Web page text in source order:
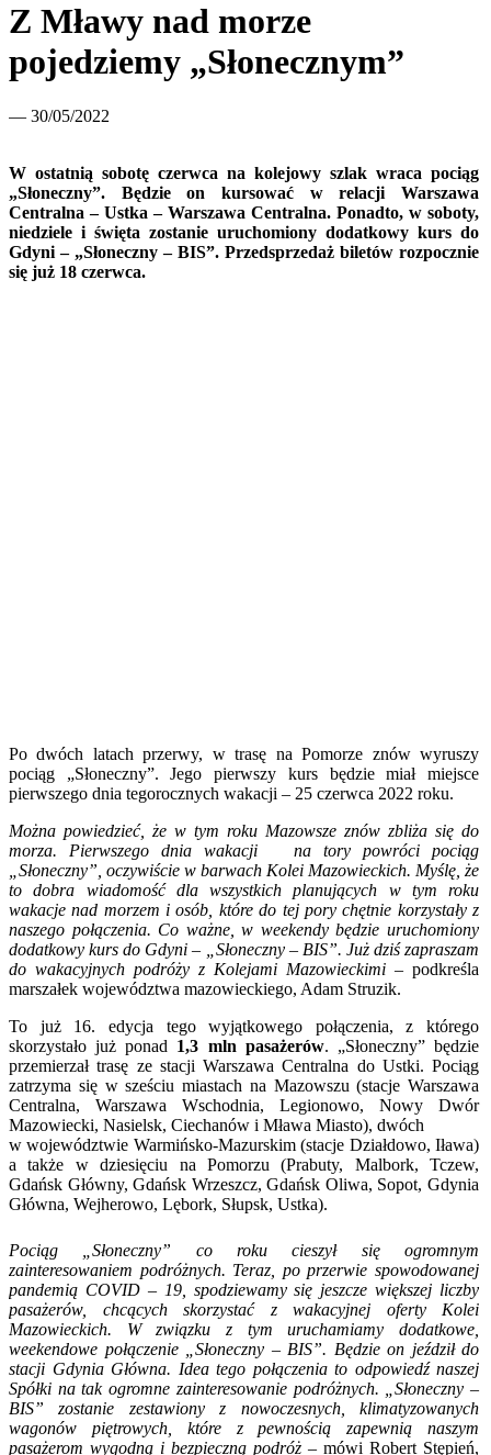
Z Mławy nad morze
pojedziemy „Słonecznym”
— 30/05/2022
W ostatnią sobotę czerwca na kolejowy szlak wraca pociąg
„Słoneczny”. Będzie on kursować w relacji Warszawa
Centralna – Ustka – Warszawa Centralna. Ponadto, w soboty,
niedziele i święta zostanie uruchomiony dodatkowy kurs do
Gdyni – „Słoneczny – BIS”. Przedsprzedaż biletów rozpocznie
się już 18 czerwca.
Po dwóch latach przerwy, w trasę na Pomorze znów wyruszy
pociąg „Słoneczny”. Jego pierwszy kurs będzie miał miejsce
pierwszego dnia tegorocznych wakacji – 25 czerwca 2022 roku.
Można powiedzieć, że w tym roku Mazowsze znów zbliża się do
morza. Pierwszego dnia wakacji na tory powróci pociąg
„Słoneczny”, oczywiście w barwach Kolei Mazowieckich. Myślę, że
to dobra wiadomość dla wszystkich planujących w tym roku
wakacje nad morzem i osób, które do tej pory chętnie korzystały z
naszego połączenia. Co ważne, w weekendy będzie uruchomiony
dodatkowy kurs do Gdyni – „Słoneczny – BIS”. Już dziś zapraszam
do wakacyjnych podróży z Kolejami Mazowieckimi – podkreśla
marszałek województwa mazowieckiego, Adam Struzik.
To już 16. edycja tego wyjątkowego połączenia, z którego
skorzystało już ponad 1,3 mln pasażerów. „Słoneczny” będzie
przemierzał trasę ze stacji Warszawa Centralna do Ustki. Pociąg
zatrzyma się w sześciu miastach na Mazowszu (stacje Warszawa
Centralna, Warszawa Wschodnia, Legionowo, Nowy Dwór
Mazowiecki, Nasielsk, Ciechanów i Mława Miasto), dwóch
w województwie Warmińsko-Mazurskim (stacje Działdowo, Iława)
a także w dziesięciu na Pomorzu (Prabuty, Malbork, Tczew,
Gdańsk Główny, Gdańsk Wrzeszcz, Gdańsk Oliwa, Sopot, Gdynia
Główna, Wejherowo, Lębork, Słupsk, Ustka).
Pociąg „Słoneczny” co roku cieszył się ogromnym
zainteresowaniem podróżnych. Teraz, po przerwie spowodowanej
pandemią COVID – 19, spodziewamy się jeszcze większej liczby
pasażerów, chcących skorzystać z wakacyjnej oferty Kolei
Mazowieckich. W związku z tym uruchamiamy dodatkowe,
weekendowe połączenie „Słoneczny – BIS”. Będzie on jeździł do
stacji Gdynia Główna. Idea tego połączenia to odpowiedź naszej
Spółki na tak ogromne zainteresowanie podróżnych. „Słoneczny –
BIS” zostanie zestawiony z nowoczesnych, klimatyzowanych
wagonów piętrowych, które z pewnością zapewnią naszym
pasażerom wygodną i bezpieczną podróż – mówi Robert Stępień,